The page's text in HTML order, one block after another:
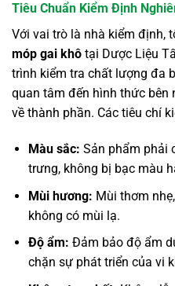
Tiêu Chuẩn Kiểm Định
Với vai trò là nhà kiểm định,
móp gai khô tại Dược Liệu
trình kiểm tra chất lượng đa
quan tâm đến hình thức bên
về thành phần. Các tiêu chí
Màu sắc: Sản phẩm phải
trưng, không bị bạc màu
Mùi hương: Mùi thơm
không có mùi lạ.
Độ ẩm: Đảm bảo độ ẩm
chặn sự phát triển của vi